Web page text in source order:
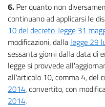
6. Per quanto non
continuano ad applicarsi le
10 del decreto-legge 31
modificazioni, dalla legge 29
sessanta giorni dalla data di
legge si provvede
all'articolo 10, comma 4, del
2014, convertito, con
2014.